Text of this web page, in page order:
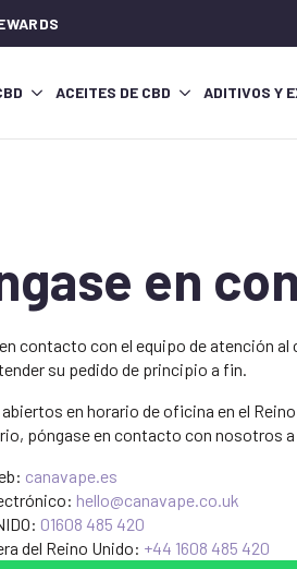
ACEITES DE CBD ADITIVOS Y
en
contacto con el equipo de atención
su pedido de principio a fin.
en horario de oficina en el
póngase en contacto con nosotros
canavape.es
hello@canavape.co.uk
01608 485 420
del Reino Unido: +44 1608 485 420